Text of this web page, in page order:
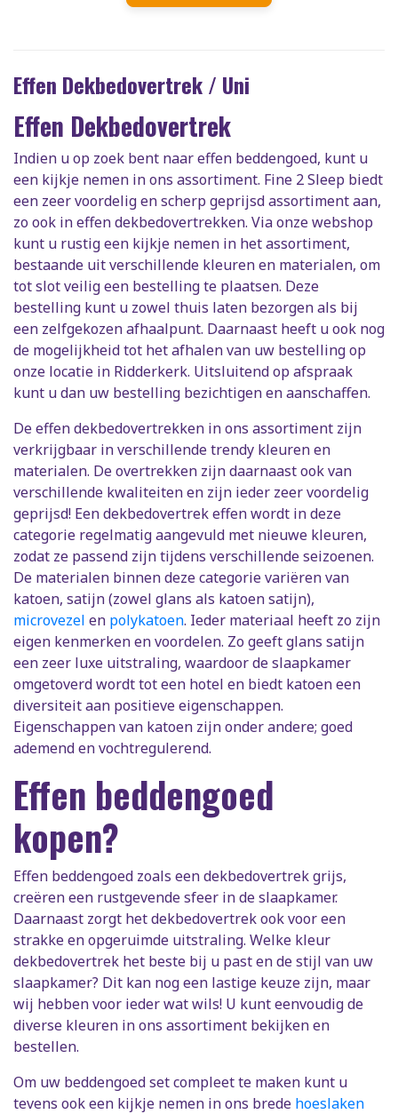
Effen Dekbedovertrek / Uni
Effen Dekbedovertrek
Indien u op zoek bent naar effen beddengoed, kunt u
een kijkje nemen in ons assortiment. Fine 2 Sleep biedt
een zeer voordelig en scherp geprijsd assortiment aan,
zo ook in effen dekbedovertrekken. Via onze webshop
kunt u rustig een kijkje nemen in het assortiment,
bestaande uit verschillende kleuren en materialen, om
tot slot veilig een bestelling te plaatsen. Deze
bestelling kunt u zowel thuis laten bezorgen als bij
een zelfgekozen afhaalpunt. Daarnaast heeft u ook nog
de mogelijkheid tot het afhalen van uw bestelling op
onze locatie in Ridderkerk. Uitsluitend op afspraak
kunt u dan uw bestelling bezichtigen en aanschaffen.
De effen dekbedovertrekken in ons assortiment zijn
verkrijgbaar in verschillende trendy kleuren en
materialen. De overtrekken zijn daarnaast ook van
verschillende kwaliteiten en zijn ieder zeer voordelig
geprijsd! Een dekbedovertrek effen wordt in deze
categorie regelmatig aangevuld met nieuwe kleuren,
zodat ze passend zijn tijdens verschillende seizoenen.
De materialen binnen deze categorie variëren van
katoen, satijn (zowel glans als katoen satijn),
microvezel en polykatoen. Ieder materiaal heeft zo zijn
eigen kenmerken en voordelen. Zo geeft glans satijn
een zeer luxe uitstraling, waardoor de slaapkamer
omgetoverd wordt tot een hotel en biedt katoen een
diversiteit aan positieve eigenschappen.
Eigenschappen van katoen zijn onder andere; goed
ademend en vochtregulerend.
Effen beddengoed
kopen?
Effen beddengoed zoals een dekbedovertrek grijs,
creëren een rustgevende sfeer in de slaapkamer.
Daarnaast zorgt het dekbedovertrek ook voor een
strakke en opgeruimde uitstraling. Welke kleur
dekbedovertrek het beste bij u past en de stijl van uw
slaapkamer? Dit kan nog een lastige keuze zijn, maar
wij hebben voor ieder wat wils! U kunt eenvoudig de
diverse kleuren in ons assortiment bekijken en
bestellen.
Om uw beddengoed set compleet te maken kunt u
tevens ook een kijkje nemen in ons brede hoeslaken